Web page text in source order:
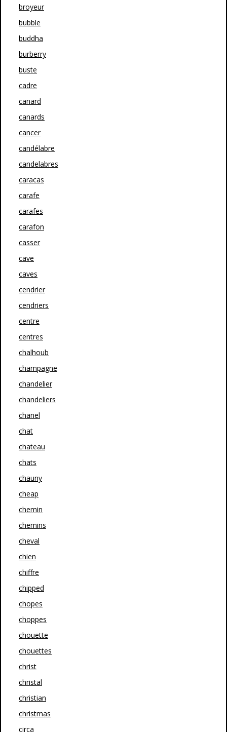
broyeur
bubble
buddha
burberry
buste
cadre
canard
canards
cancer
candélabre
candelabres
caracas
carafe
carafes
carafon
casser
cave
caves
cendrier
cendriers
centre
centres
chalhoub
champagne
chandelier
chandeliers
chanel
chat
chateau
chats
chauny
cheap
chemin
chemins
cheval
chien
chiffre
chipped
chopes
choppes
chouette
chouettes
christ
christal
christian
christmas
circa